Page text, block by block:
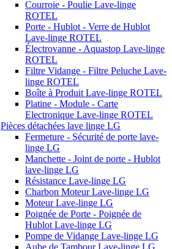
Courroie - Poulie Lave-linge
ROTEL
Porte - Hublot - Verre de Hublot
Lave-linge ROTEL
Électrovanne - Aquastop Lave-linge
ROTEL
Filtre Vidange - Filtre Peluche Lave-
linge ROTEL
Boîte à Produit Lave-linge ROTEL
Platine - Module - Carte
Electronique Lave-linge ROTEL
Pièces détachées lave linge LG
Fermeture - Sécurité de porte lave-
linge LG
Manchette - Joint de porte - Hublot
lave-linge LG
Résistance Lave-linge LG
Charbon Moteur Lave-linge LG
Moteur Lave-linge LG
Poignée de Porte - Poignée de
Hublot Lave-linge LG
Pompe de Vidange Lave-linge LG
Aube de Tambour Lave-linge LG